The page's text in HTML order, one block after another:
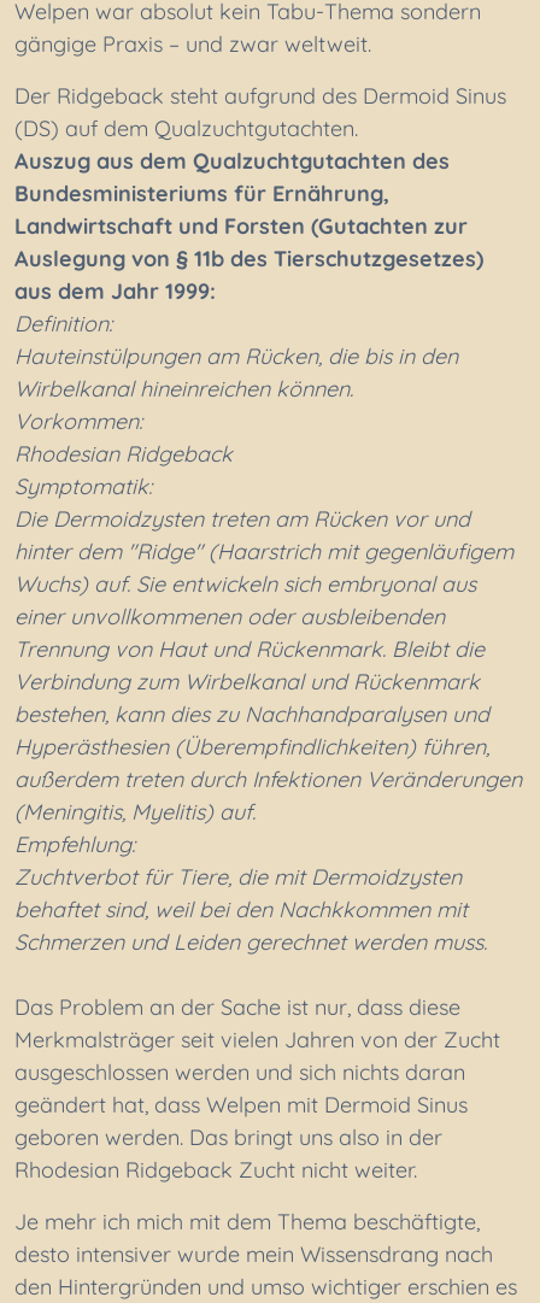
Welpen war absolut kein Tabu-Thema sondern
gängige Praxis – und zwar weltweit.
Der Ridgeback steht aufgrund des Dermoid Sinus
(DS) auf dem Qualzuchtgutachten.
Auszug aus dem Qualzuchtgutachten des
Bundesministeriums für Ernährung,
Landwirtschaft und Forsten (Gutachten zur
Auslegung von § 11b des Tierschutzgesetzes)
aus dem Jahr 1999:
Definition:
Hauteinstülpungen am Rücken, die bis in den
Wirbelkanal hineinreichen können.
Vorkommen:
Rhodesian Ridgeback
Symptomatik:
Die Dermoidzysten treten am Rücken vor und
hinter dem "Ridge" (Haarstrich mit gegenläufigem
Wuchs) auf. Sie entwickeln sich embryonal aus
einer unvollkommenen oder ausbleibenden
Trennung von Haut und Rückenmark. Bleibt die
Verbindung zum Wirbelkanal und Rückenmark
bestehen, kann dies zu Nachhandparalysen und
Hyperästhesien (Überempfindlichkeiten) führen,
außerdem treten durch Infektionen Veränderungen
(Meningitis, Myelitis) auf.
Empfehlung:
Zuchtverbot für Tiere, die mit Dermoidzysten
behaftet sind, weil bei den Nachkkommen mit
Schmerzen und Leiden gerechnet werden muss.
Das Problem an der Sache ist nur, dass diese
Merkmalsträger seit vielen Jahren von der Zucht
ausgeschlossen werden und sich nichts daran
geändert hat, dass Welpen mit Dermoid Sinus
geboren werden. Das bringt uns also in der
Rhodesian Ridgeback Zucht nicht weiter.
Je mehr ich mich mit dem Thema beschäftigte,
desto intensiver wurde mein Wissensdrang nach
den Hintergründen und umso wichtiger erschien es